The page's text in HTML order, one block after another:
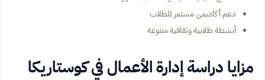
دعم أكاديمي مستمر للطلاب
أنشطة طلابية وثقافية متنوعة
مزايا دراسة إدارة الأعمال في كوستاريكا